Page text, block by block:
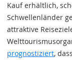
Kauf erhältlich,
Schwellenländer
attraktive
prognostiziert,